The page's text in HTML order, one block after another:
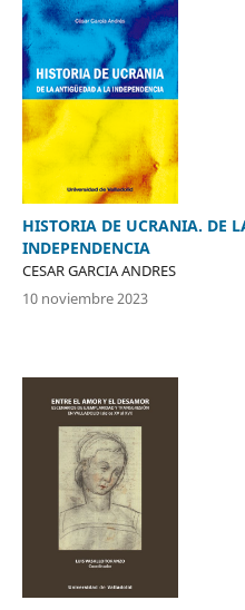
HISTORIA DE UCRANIA. DE
INDEPENDENCIA
CESAR GARCIA ANDRES
10 noviembre 2023